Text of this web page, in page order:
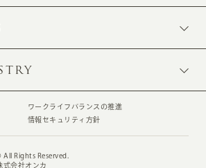
ワークライフバランスの推進
情報セキュリティ方針
All Rights Reserved.
式会社オンカ